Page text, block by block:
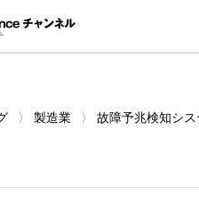
製造業 故障予兆検知シ